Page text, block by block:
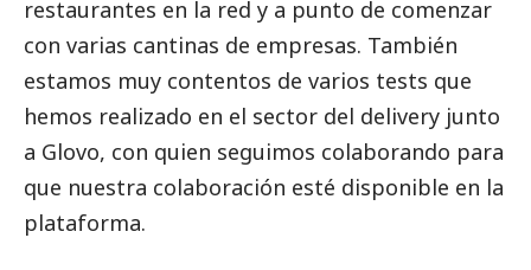
restaurantes en la red y a punto de comenzar
con varias cantinas de empresas. También
estamos muy contentos de varios tests que
hemos realizado en el sector del delivery junto
a Glovo, con quien seguimos colaborando para
que nuestra colaboración esté disponible en la
plataforma.